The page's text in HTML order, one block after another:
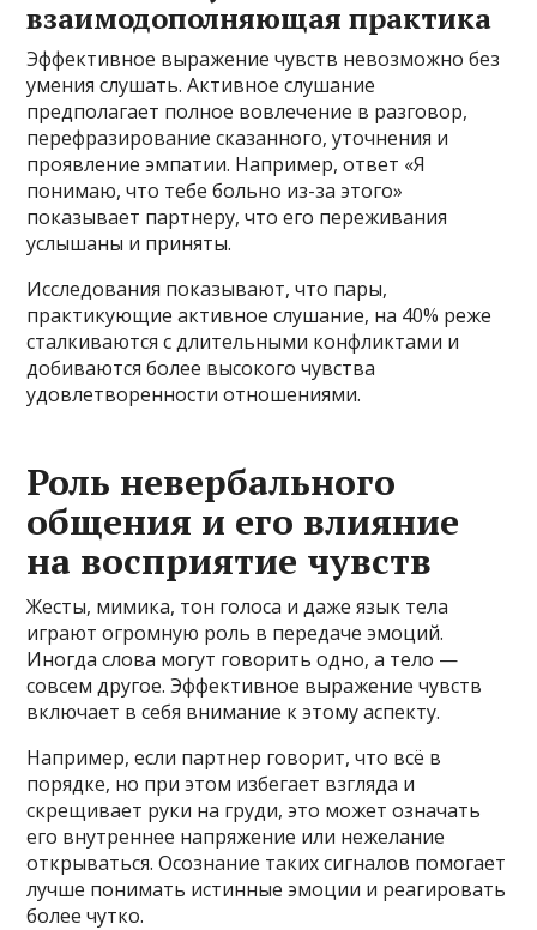
взаимодополняющая практика
Эффективное выражение чувств невозможно без
умения слушать. Активное слушание
предполагает полное вовлечение в разговор,
перефразирование сказанного, уточнения и
проявление эмпатии. Например, ответ «Я
понимаю, что тебе больно из-за этого»
показывает партнеру, что его переживания
услышаны и приняты.
Исследования показывают, что пары,
практикующие активное слушание, на 40% реже
сталкиваются с длительными конфликтами и
добиваются более высокого чувства
удовлетворенности отношениями.
Роль невербального
общения и его влияние
на восприятие чувств
Жесты, мимика, тон голоса и даже язык тела
играют огромную роль в передаче эмоций.
Иногда слова могут говорить одно, а тело —
совсем другое. Эффективное выражение чувств
включает в себя внимание к этому аспекту.
Например, если партнер говорит, что всё в
порядке, но при этом избегает взгляда и
скрещивает руки на груди, это может означать
его внутреннее напряжение или нежелание
открываться. Осознание таких сигналов помогает
лучше понимать истинные эмоции и реагировать
более чутко.